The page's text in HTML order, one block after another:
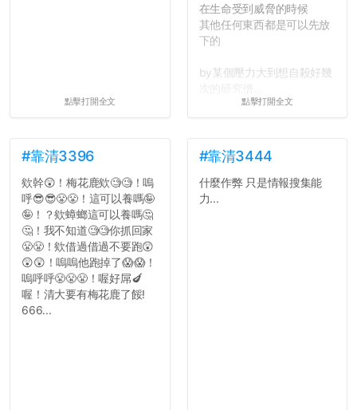
點擊打開全文
在生命受到威脅的時候
其他任何東西都是可以先放
下的
by某個壓力大到想自殺好幾
點擊打開全文
#靠清3396
欸幹😲！梅花鹿欸🧐🧐！嗚
呼😎😎😤😤！這可以養嗎🤪
🤪！？欸蟑螂這可以養嗎🤔
🤔！我不知道🧐🧐你抓回家
😤😤！欸借過借過不要跑😲
😲😲！嗚嗚他跑掉了😱😱！
嗚呼呼😤😤😤！喔好屌🍆
喔！清大要有梅花鹿了餒!
666...
#靠清3444
什麼作弊 只是情報搜集能
力...